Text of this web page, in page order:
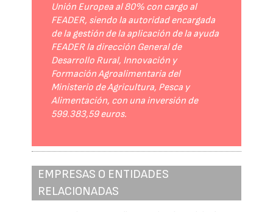
Unión Europea al 80% con cargo al
FEADER, siendo la autoridad encargada
de la gestión de la aplicación de la ayuda
FEADER la dirección General de
Desarrollo Rural, Innovación y
Formación Agroalimentaria del
Ministerio de Agricultura, Pesca y
Alimentación, con una inversión de
599.383,59 euros.
EMPRESAS O ENTIDADES
RELACIONADAS